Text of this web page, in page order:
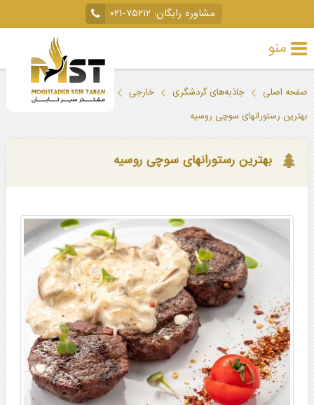
مشاوره رایگان: ۰۲۱-۷۵۲۱۲
منو
داخلی
آخری
جاذبه‌های
صفحه اصلی جاذبه‌های گردشگری خارجی روسیه
سوچی
بهترین رستورانهای سوچی روسیه
بهترین رستورانهای سوچی روسیه